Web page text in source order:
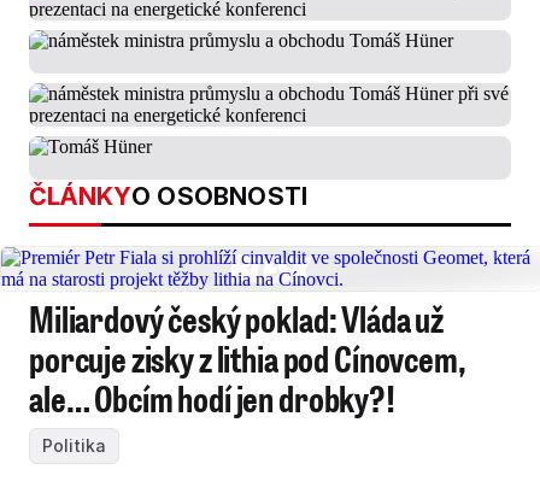
ČLÁNKYO OSOBNOSTI
Miliardový český poklad: Vláda už
porcuje zisky z lithia pod Cínovcem,
ale… Obcím hodí jen drobky?!
Politika